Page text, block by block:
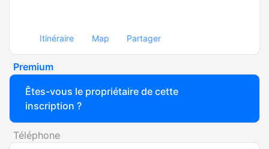
Itinéraire Map Partager
Premium
Êtes-vous le propriétaire de cette
inscription ?
Téléphone